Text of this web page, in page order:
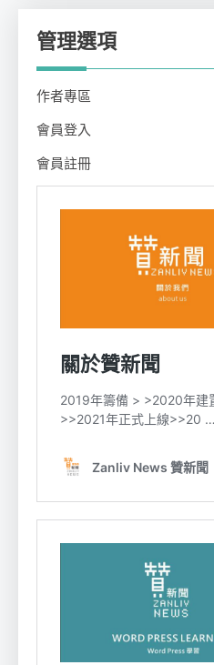
管理選項
作者專區
會員登入
會員註冊